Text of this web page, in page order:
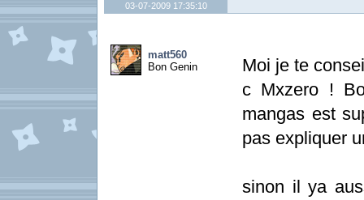
03-07-2009 17:35:10
matt560
Bon Genin
Moi je te
c Mxzero !
mangas est
pas expliquer
sinon il ya